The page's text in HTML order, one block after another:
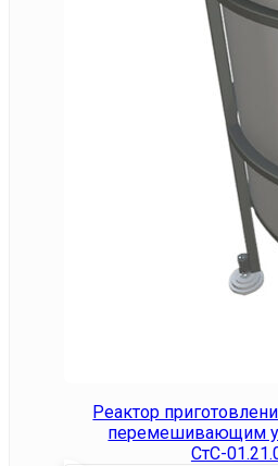
Реактор
перемешивающим
СтС-